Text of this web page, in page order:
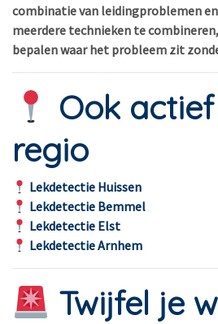
combinatie van leidingproblemen
meerdere technieken te
bepalen waar het probleem zit
Ook
regio
Lekdetectie Huissen
Lekdetectie Bemmel
Lekdetectie Elst
Lekdetectie Arnhem
Twijfel je